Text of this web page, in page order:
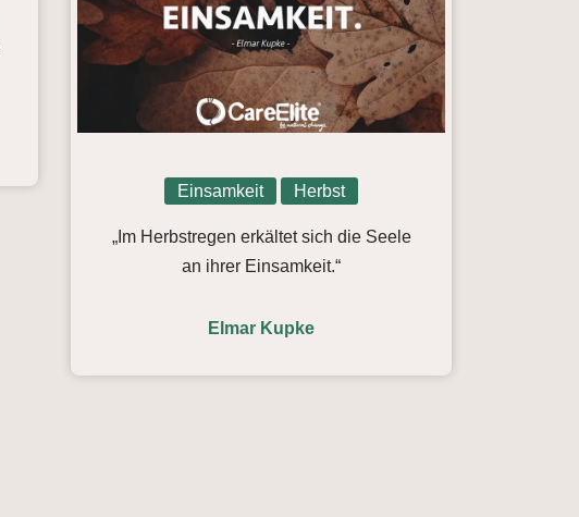
Einsamkeit Herbst
„Im Herbstregen erkältet sich die Seele
an ihrer Einsamkeit.“
Elmar Kupke